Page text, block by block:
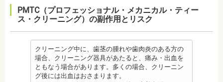
・歯のクリーニングは、歯科医院によって「クリー
ニング」と書いているところと「PMTC」と書いてい
るところがあります。PMTCは専用の機器が用いられ
るのに対し、クリーニングは歯科医院によっては歯
石を落とすスケーリングの場合や、PMTCの場合もあ
るので、事前に内容を確認されるとよいでしょう。
監修医情報 医療法人社団日坂会 理事長 日坂充
宏先生
PMTC（プロフェッショナル・メカニカル・ティー
ス・クリーニング）の副作用とリスク
クリーニング中に、歯茎の腫れや歯肉炎のある方の
場合、クリーニング器具があたると、痛み・出血を
ともなう場合があります。多くの場合、クリーニン
グ後には出血はおさまります。